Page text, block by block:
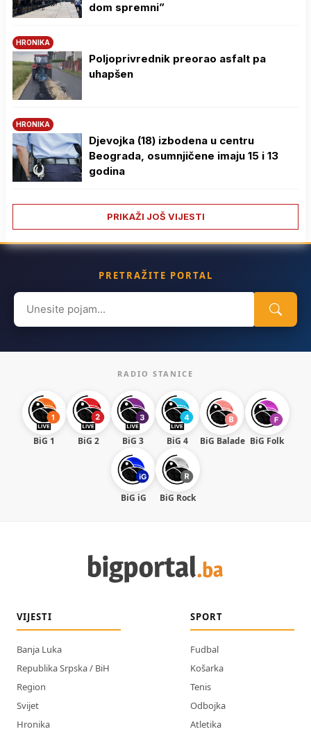
dom spremni”
HRONIKA
Poljoprivrednik preorao asfalt pa
uhapšen
HRONIKA
Djevojka (18) izbodena u centru
Beograda, osumnjičene imaju 15 i 13
godina
PRIKAŽI JOŠ VIJESTI
PRETRAŽITE PORTAL
Search
for:
RADIO STANICE
BiG 1 BiG 2 BiG 3 BiG 4 BiG Balade BiG Folk
BiG iG BiG Rock
VIJESTI
Banja Luka
Republika Srpska / BiH
Region
Svijet
Hronika
SPORT
Fudbal
Košarka
Tenis
Odbojka
Atletika